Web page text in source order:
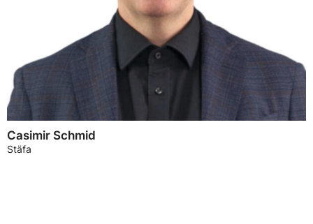
Casimir Schmid
Stäfa